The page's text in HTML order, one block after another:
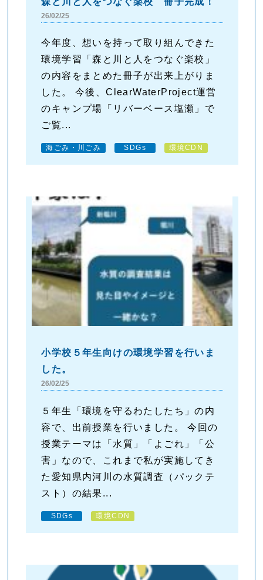
26/02/25
今年度、想いを持って取り組んできた
環境学習「森と川と人をつなぐ楽校」
の内容をまとめた冊子が出来上がりま
した。 今後、ClearWaterProject運営
のキャンプ場「リバーベース塩瀬」で
ご覧...
海ごみ・川ごみ SDGs 環境CDN
小学校５年生向けの環境学習を行いま
した。
26/02/25
５年生「環境を守るわたしたち」の内
容で、出前授業を行いました。 今回の
授業テーマは「水質」「よごれ」「公
害」なので、これまで私が実施してき
た愛知県内河川の水質調査（パックテ
スト）の結果...
SDGs 環境CDN